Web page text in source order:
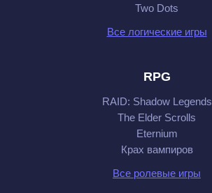
Two Dots
Все логические игры
RPG
RAID: Shadow Legends
The Elder Scrolls
Eternium
Крах вампиров
Все ролевые игры